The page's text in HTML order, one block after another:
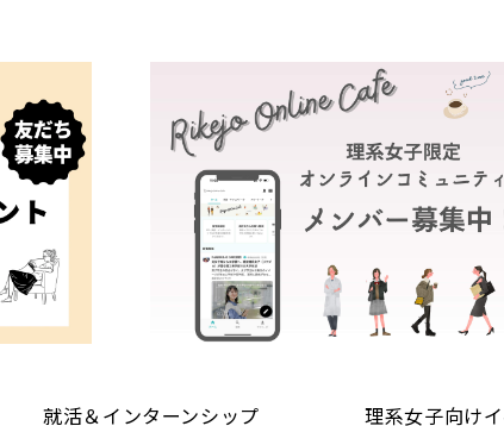
い、滅失またはき損の防止などの安全管理のために、
努めます。
面において、その情報を提供した本人が適切に関与で
の内容に保つよう努力します。
対応する窓口を設けて、誠実かつ迅速な対応を行いま
遵守し、また個人情報保護に関する社内規程を定め、
就活＆インターンシップ 理系女子向け